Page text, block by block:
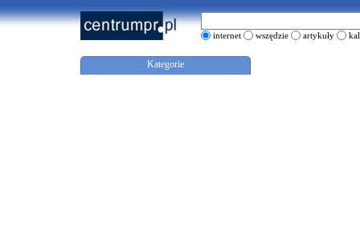
internet wszędzie artykuły
Kategorie